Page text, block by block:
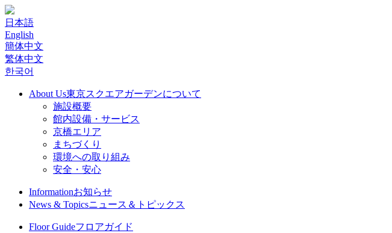
日本語
English
簡体中文
繁体中文
한국어
About Us東京スクエアガーデンについて
施設概要
館内設備・サービス
京橋エリア
まちづくり
環境への取り組み
安全・安心
Informationお知らせ
News & Topicsニュース＆トピックス
Floor Guideフロアガイド